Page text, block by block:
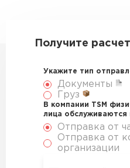
Получите
Укажите тип
Документы
Груз
В компании TSM
лица обслуживаются
Отправка от
Отправка от
организации